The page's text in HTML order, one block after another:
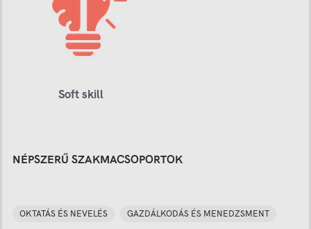
Soft skill
NÉPSZERŰ SZAKMACSOPORTOK
OKTATÁS ÉS NEVELÉS GAZDÁLKODÁS ÉS MENEDZSMENT